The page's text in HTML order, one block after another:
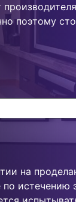
поэтому
на
истечению